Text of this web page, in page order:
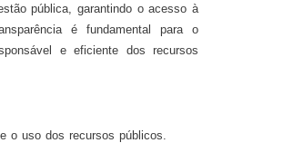
pública, garantindo o acesso à
é fundamental para o
e eficiente dos recursos
o uso dos recursos públicos.